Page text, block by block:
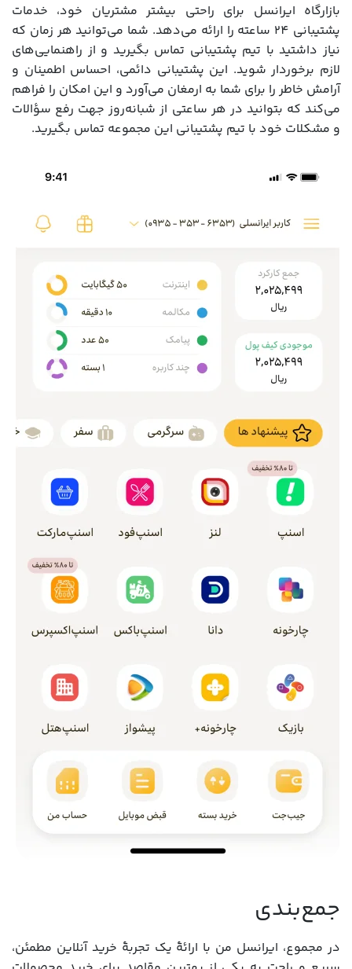
بازارگاه ایرانسل برای راحتی بیشتر مشتریان خود، خدمات
پشتیبانی 24 ساعته را ارائه می‌دهد. شما می‌توانید هر زمان که
نیاز داشتید با تیم پشتیبانی تماس بگیرید و از راهنمایی‌های
لازم برخوردار شوید. این پشتیبانی دائمی، احساس اطمینان و
آرامش خاطر را برای شما به ارمغان می‌آورد و این امکان را فراهم
می‌کند که بتوانید در هر ساعتی از شبانه‌روز جهت رفع سؤالات
و مشکلات خود با تیم پشتیبانی این مجموعه تماس بگیرید.
جمع‌بندی
در مجموع، ایرانسل من با ارائۀ یک تجربۀ خرید آنلاین مطمئن،